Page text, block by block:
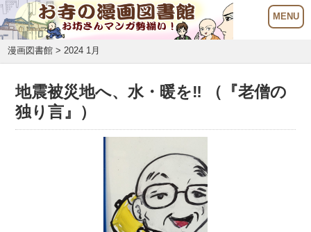
漫画図書館 > 2024 1月
地震被災地へ、水・暖を‼️ （『老僧の
独り言』）